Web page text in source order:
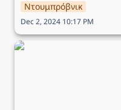
Ντουμπρόβνικ
Dec 2, 2024 10:17 PM
Ταξίδι στο Μόναχο → 5